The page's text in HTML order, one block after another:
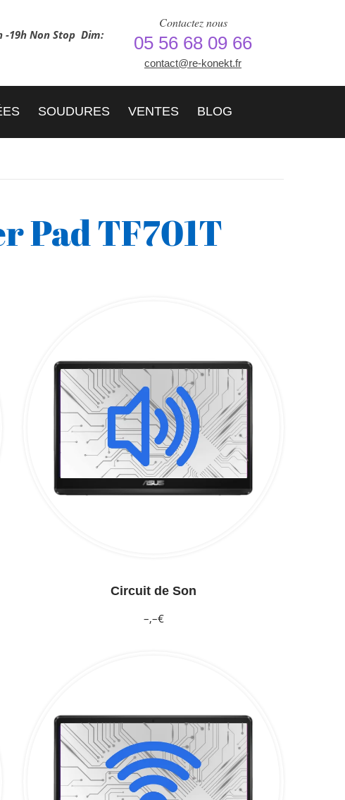
-19h Non Stop Dim:
Contactez nous
05 56 68 09 66
contact@re-konekt.fr
SOUDURES VENTES BLOG
Pad TF701T
Circuit de Son
–,–€